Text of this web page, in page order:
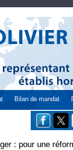
Bilan de mandat
: pour une